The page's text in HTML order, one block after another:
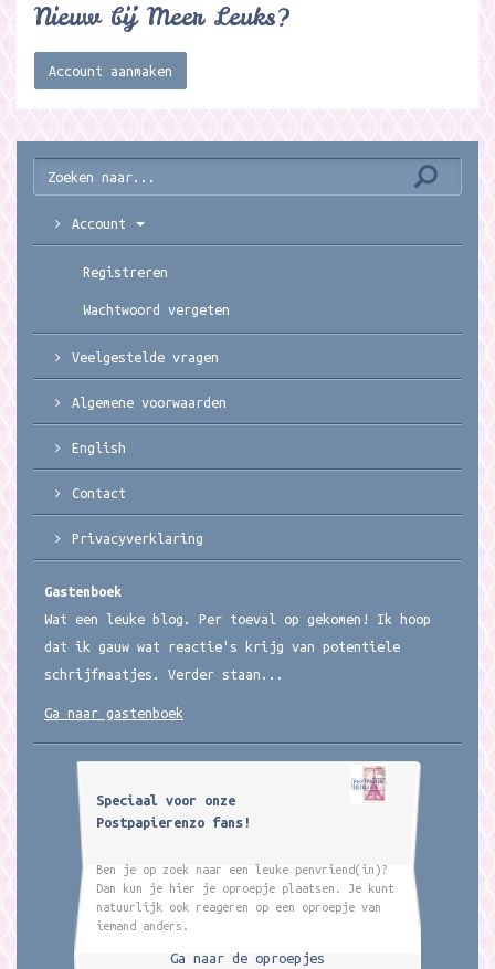
Nieuw bij Meer Leuks?
Account aanmaken
Account
Registreren
Wachtwoord vergeten
Veelgestelde vragen
Algemene voorwaarden
English
Contact
Privacyverklaring
Gastenboek
Wat een leuke blog. Per toeval op gekomen! Ik hoop
dat ik gauw wat reactie's krijg van potentiele
schrijfmaatjes. Verder staan...
Ga naar gastenboek
Speciaal voor onze
Postpapierenzo fans!
Ben je op zoek naar een leuke penvriend(in)?
Dan kun je hier je oproepje plaatsen. Je kunt
natuurlijk ook reageren op een oproepje van
iemand anders.
Ga naar de oproepjes